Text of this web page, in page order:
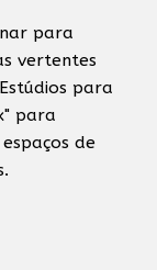
para
vertentes
para
para
de